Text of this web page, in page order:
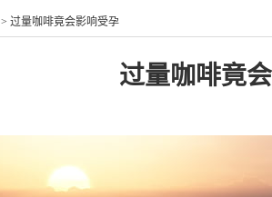
> 过量咖啡竟会影响受孕
过量咖啡竟